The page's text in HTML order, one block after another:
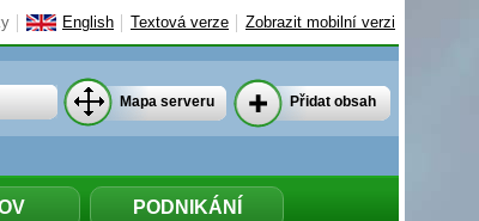
English Textová verze Zobrazit mobilní verzi
PODNIKÁNÍ
Mapa serveru Přidat obsah